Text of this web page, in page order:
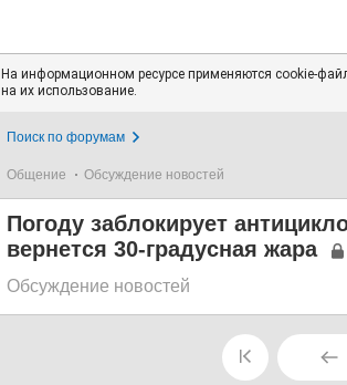
На информационном ресурсе применяются cookie-
на их использование.
Поиск по форумам
Общение Обсуждение новостей
Погоду заблокирует
вернется 30-градусная жара
Обсуждение новостей